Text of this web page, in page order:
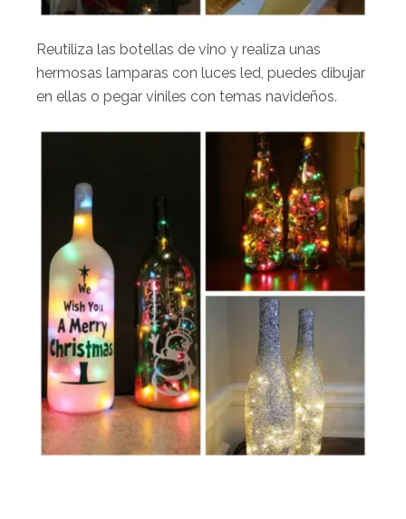
Reutiliza las botellas de vino y realiza unas
hermosas lamparas con luces led, puedes dibujar
en ellas o pegar viniles con temas navideños.